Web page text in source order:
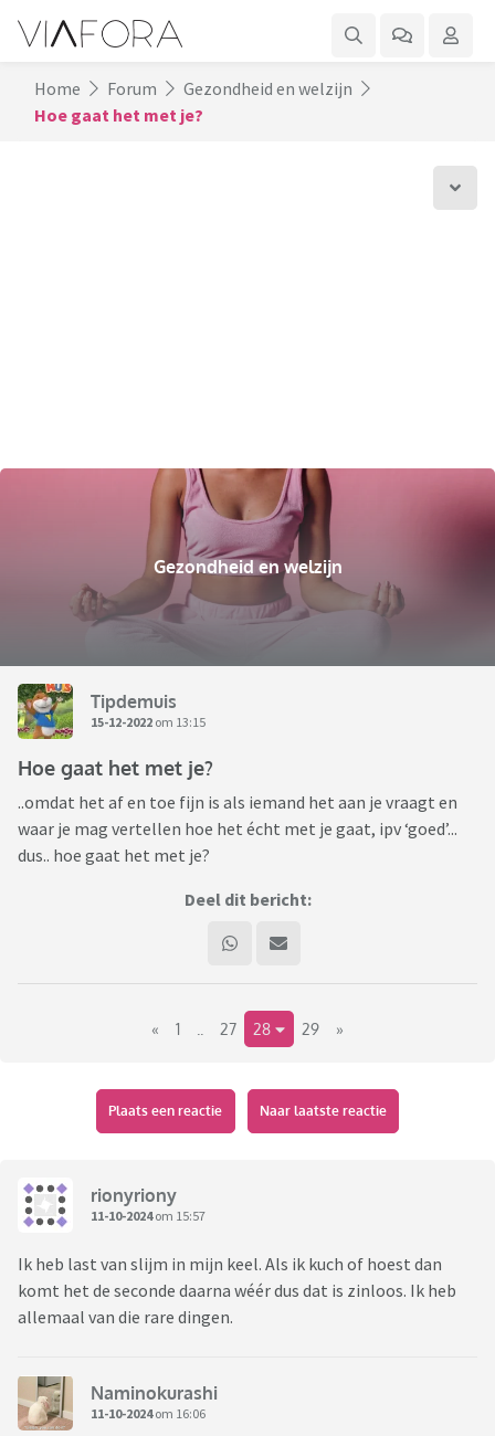
Home Forum
Gezondheid en welzijn
Hoe gaat het met je?
Gezondheid en welzijn
Tipdemuis
15-12-2022 om 13:15
Hoe gaat het met je?
..omdat het af en toe fijn is als iemand het aan je vraagt en
waar je mag vertellen hoe het écht met je gaat, ipv ‘goed’...
dus.. hoe gaat het met je?
Deel dit bericht:
« 1 27 28 29 »
Plaats een reactie Naar laatste reactie
rionyriony
11-10-2024om 15:57
Ik heb last van slijm in mijn keel. Als ik kuch of hoest dan
komt het de seconde daarna wéér dus dat is zinloos. Ik heb
allemaal van die rare dingen.
Naminokurashi
11-10-2024om 16:06